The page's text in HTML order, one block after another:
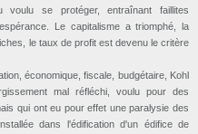
se protéger, entraînant faillites
Le capitalisme a triomphé, la
le taux de profit est devenu le critère
économique, fiscale, budgétaire, Kohl
mal réfléchi, voulu pour des
qui ont eu pour effet une paralysie des
dans l'édification d'un édifice de